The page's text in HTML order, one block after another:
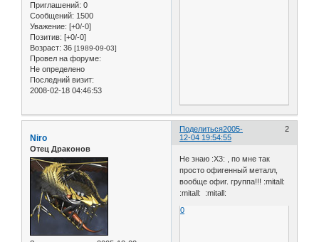
Приглашений: 0
Сообщений: 1500
Уважение: [+0/-0]
Позитив: [+0/-0]
Возраст: 36 [1989-09-03]
Провел на форуме:
Не определено
Последний визит:
2008-02-18 04:46:53
Поделиться 2
2005-
12-04 19:54:55
Niro
Отец Драконов
Не знаю :X3: , по мне так
просто офигенный металл,
вообще офиг. группа!!! :mitall:
:mitall: :mitall:
0